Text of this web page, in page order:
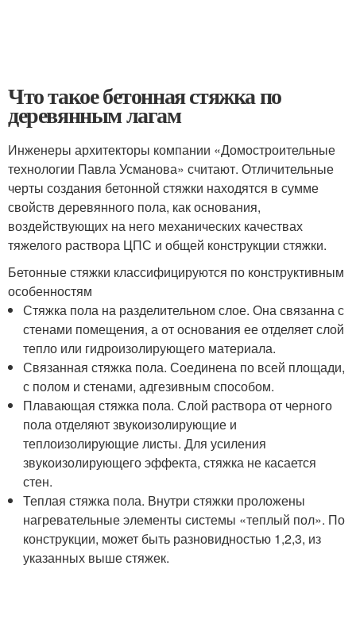
Что такое бетонная стяжка по
деревянным лагам
Инженеры архитекторы компании «Домостроительные
технологии Павла Усманова» считают. Отличительные
черты создания бетонной стяжки находятся в сумме
свойств деревянного пола, как основания,
воздействующих на него механических качествах
тяжелого раствора ЦПС и общей конструкции стяжки.
Бетонные стяжки классифицируются по конструктивным
особенностям
Стяжка пола на разделительном слое. Она связанна с
стенами помещения, а от основания ее отделяет слой
тепло или гидроизолирующего материала.
Связанная стяжка пола. Соединена по всей площади,
с полом и стенами, адгезивным способом.
Плавающая стяжка пола. Слой раствора от черного
пола отделяют звукоизолирующие и
теплоизолирующие листы. Для усиления
звукоизолирующего эффекта, стяжка не касается
стен.
Теплая стяжка пола. Внутри стяжки проложены
нагревательные элементы системы «теплый пол». По
конструкции, может быть разновидностью 1,2,3, из
указанных выше стяжек.